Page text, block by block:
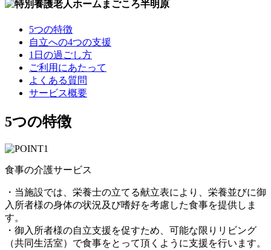
5つの特徴
自立への4つの支援
1日の過ごし方
ご利用にあたって
よくある質問
サービス概要
5つの特徴
食事の介護サービス
・当施設では、栄養士の立てる献立表により、栄養並びに御
入所者様の身体の状況及び嗜好を考慮した食事を提供しま
す。
・御入所者様の自立支援を促すため、可能な限りリビング
（共同生活室）で食事をとって頂くように支援を行います。